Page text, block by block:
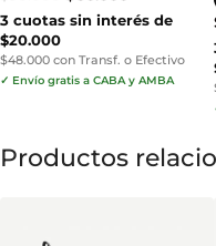
3 cuotas sin interés de
$20.000
$48.000 con Transf. o Efectivo
✓ Envío gratis a CABA y AMBA
Productos